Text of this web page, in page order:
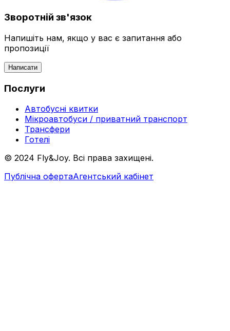
Зворотній зв'язок
Напишіть нам, якщо у вас є запитання або
пропозиції
Написати
Послуги
Автобусні квитки
Мікроавтобуси / приватний транспорт
Трансфери
Готелі
© 2024 Fly&Joy. Всі права захищені.
Публічна офертаАгентський кабінет